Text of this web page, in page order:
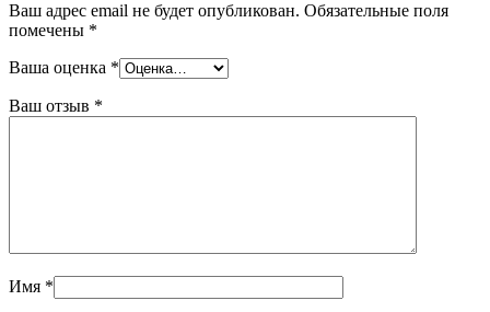
Ваш адрес email не будет опубликован. Обязательные поля
помечены *
Ваша оценка *
Ваш отзыв *
Имя *